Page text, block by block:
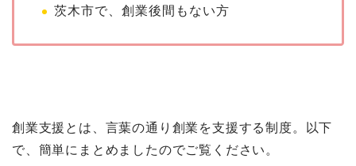
茨木市で、創業後間もない方
創業支援とは、言葉の通り創業を支援する制度。以下
で、簡単にまとめましたのでご覧ください。